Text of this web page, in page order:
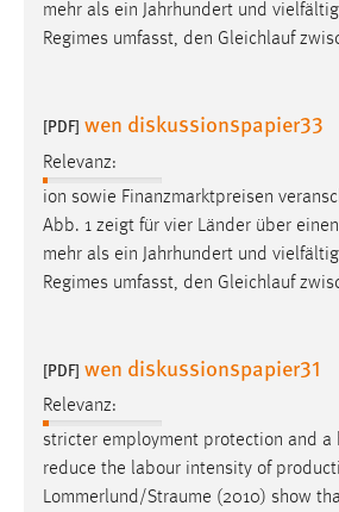
mehr als ein Jahrhundert und
Regimes umfasst, den Gleichlauf
[PDF] wen diskussionspapier33
Relevanz:
ion sowie Finanzmarktpreisen
Abb. 1 zeigt für vier Länder über einen
mehr als ein Jahrhundert und
Regimes umfasst, den Gleichlauf
[PDF] wen diskussionspapier31
Relevanz:
stricter employment protection and a
reduce the labour intensity of
Lommerlund/Straume (2010) show